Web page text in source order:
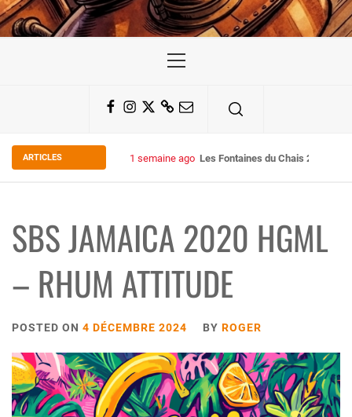
Menu
Facebook
Instagram
TwitterSubstack
Email
ARTICLES 1 semaine ago Les Fontaines du Chais 27
SBS JAMAICA 2020 HGML
– RHUM ATTITUDE
POSTED ON 4 DÉCEMBRE 2024 BY ROGER